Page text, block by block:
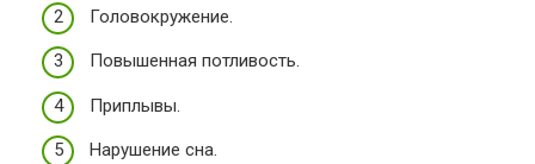
Головокружение.
Повышенная потливость.
Приплывы.
Нарушение сна.